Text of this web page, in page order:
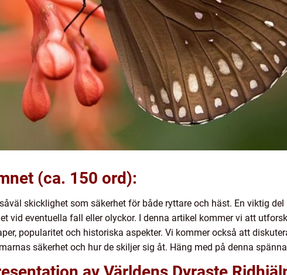
(ca. 150 ord):
skicklighet som säkerhet för både ryttare och häst. En viktig
vid eventuella fall eller olyckor. I denna artikel kommer vi att
popularitet och historiska aspekter. Vi kommer också att
säkerhet och hur de skiljer sig åt. Häng med på denna